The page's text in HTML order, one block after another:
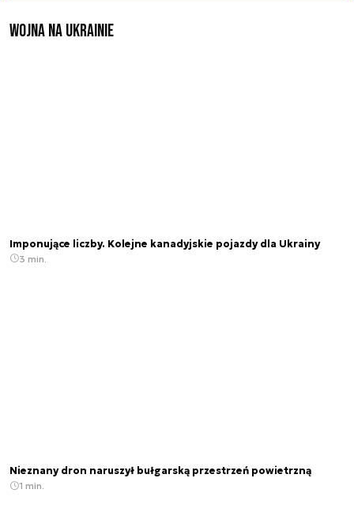
Wojna na Ukrainie
Imponujące liczby. Kolejne kanadyjskie pojazdy dla Ukrainy
3 min.
Nieznany dron naruszył bułgarską przestrzeń powietrzną
1 min.